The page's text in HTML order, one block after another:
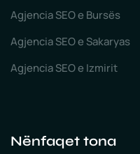
Agjencia SEO e Bursës
Agjencia SEO e Sakaryas
Agjencia SEO e Izmirit
Nënfaqet tona